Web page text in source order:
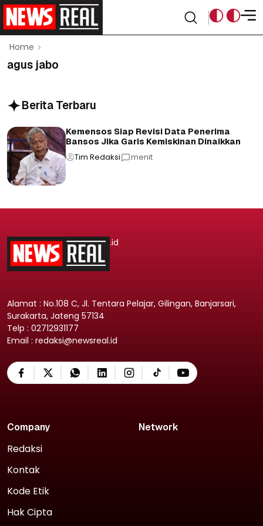
Home
agus jabo
Berita Terbaru
Kemensos Siap Revisi Data Penerima
Bansos Jika Garis Kemiskinan Dinaikkan
Tim Redaksi menit
.id
Alamat : No.108 C, Jl. Tentara Pelajar, Gilingan, Banjarsari,
Surakarta, Jateng 57134
Telp : 02712931177
Email : redaksi@newsreal.id
Company
Redaksi
Kontak
Kode Etik
Hak Cipta
Network